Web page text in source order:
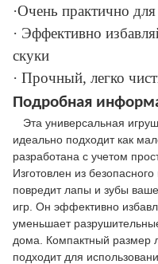
·Очень практично
· Эффективно
скуки
· Прочный, легко
Подробная
Эта универсальная
идеально подходит как
разработана с учетом
Изготовлен из
повредит лапы и зубы
игр. Он эффективно
уменьшает
дома. Компактный размер
подходит для